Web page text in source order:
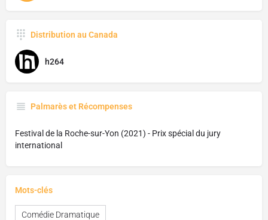
Distribution au Canada
h264
Palmarès et Récompenses
Festival de la Roche-sur-Yon (2021) - Prix spécial du jury
international
Mots-clés
Comédie Dramatique